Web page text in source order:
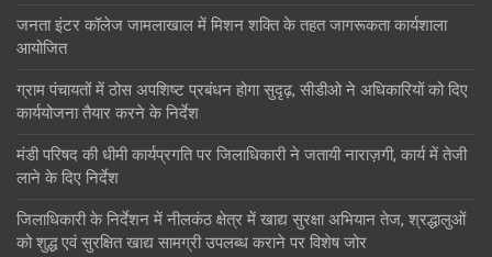
जनता इंटर कॉलेज जामलाखाल में मिशन शक्ति के तहत जागरूकता कार्यशाला
आयोजित
ग्राम पंचायतों में ठोस अपशिष्ट प्रबंधन होगा सुदृढ़, सीडीओ ने अधिकारियों को दिए
कार्ययोजना तैयार करने के निर्देश
मंडी परिषद की धीमी कार्यप्रगति पर जिलाधिकारी ने जतायी नाराज़गी, कार्य में तेजी
लाने के दिए निर्देश
जिलाधिकारी के निर्देशन में नीलकंठ क्षेत्र में खाद्य सुरक्षा अभियान तेज, श्रद्धालुओं
को शुद्ध एवं सुरक्षित खाद्य सामग्री उपलब्ध कराने पर विशेष जोर